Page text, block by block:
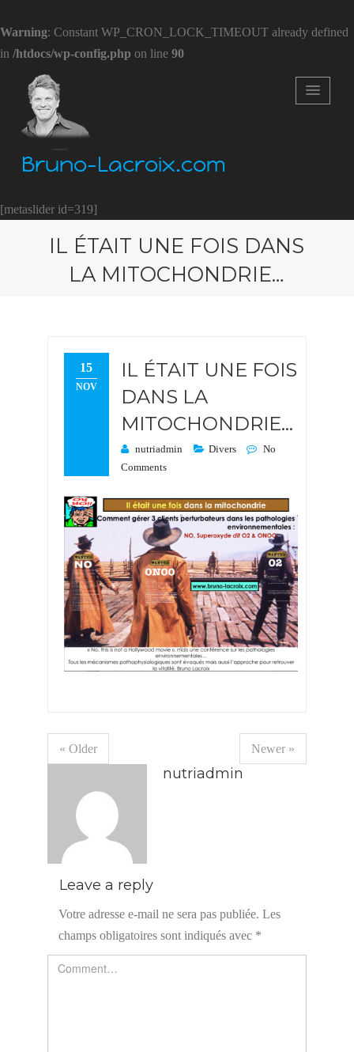
Warning: Constant WP_CRON_LOCK_TIMEOUT already defined
in /htdocs/wp-config.php on line 90
Bruno-Lacroix.com
[metaslider id=319]
IL ÉTAIT UNE FOIS DANS
LA MITOCHONDRIE…
15
NOV
IL ÉTAIT UNE FOIS
DANS LA
MITOCHONDRIE…
nutriadmin Divers
No
Comments
« Older Newer »
nutriadmin
Leave a reply
Votre adresse e-mail ne sera pas publiée. Les
champs obligatoires sont indiqués avec *